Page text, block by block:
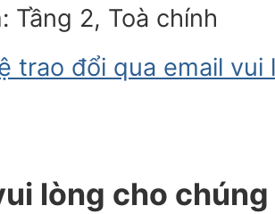
Tầng 2, Toà chính
trao đổi qua email vui
lòng cho